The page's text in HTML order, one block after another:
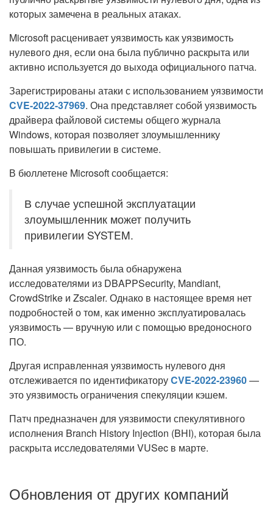
которых замечена в реальных атаках.
Microsoft расценивает уязвимость как уязвимость
нулевого дня, если она была публично раскрыта или
активно используется до выхода официального патча.
Зарегистрированы атаки с использованием уязвимости
CVE-2022-37969. Она представляет собой уязвимость
драйвера файловой системы общего журнала
Windows, которая позволяет злоумышленнику
повышать привилегии в системе.
В бюллетене Microsoft сообщается:
В случае успешной эксплуатации
злоумышленник может получить
привилегии SYSTEM.
Данная уязвимость была обнаружена
исследователями из DBAPPSecurity, Mandiant,
CrowdStrike и Zscaler. Однако в настоящее время нет
подробностей о том, как именно эксплуатировалась
уязвимость — вручную или с помощью вредоносного
ПО.
Другая исправленная уязвимость нулевого дня
отслеживается по идентификаторуCVE-2022-23960—
это уязвимость ограничения спекуляции кэшем.
Патч предназначен для уязвимости спекулятивного
исполнения Branch History Injection (BHI), которая была
раскрыта исследователями VUSec в марте.
Обновления от других компаний